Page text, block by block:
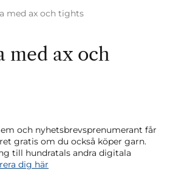
med ax och tights
med ax och
och nyhetsbrevsprenumerant får
gratis om du också köper garn.
till hundratals andra digitala
dig här